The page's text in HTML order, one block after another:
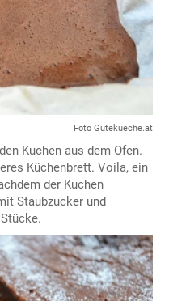
Foto Gutekueche.at
Kuchen aus dem Ofen.
Küchenbrett. Voila, ein
der Kuchen
Staubzucker und